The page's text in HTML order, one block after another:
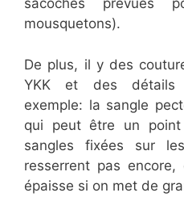
sacoches prévues
mousquetons).
De plus, il y des
YKK et des détails
exemple: la sangle
qui peut être un
sangles fixées sur
resserrent pas
épaisse si on met de